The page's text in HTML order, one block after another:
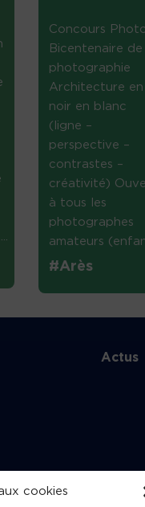
cookies
Concours
Bicentenaire de
photographie
Architecture en
noir en blanc
(ligne –
perspective –
contrastes –
créativité)
à tous les
photographes
amateurs
#Arès
Actus